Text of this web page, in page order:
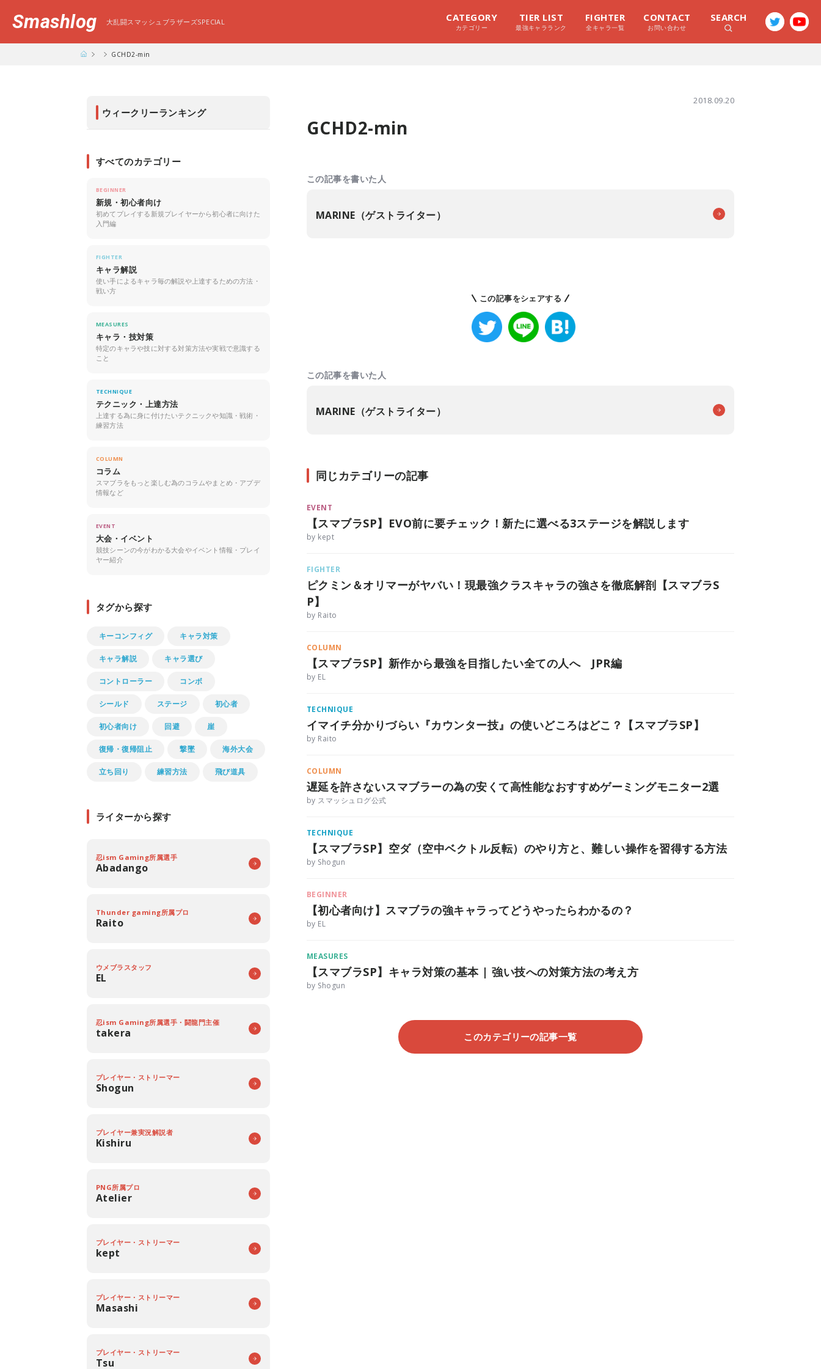
Smashlog 大乱闘スマッシュブラザーズSPECIAL CATEGORY
カテゴリー
TIER LIST
最強キャラランク
FIGHTER
全キャラ一覧
CONTACT
お問い合わせ
SEARCH
GCHD2-min
2018.09.20
GCHD2-min
この記事を書いた人
MARINE（ゲストライター）
この記事をシェアする
この記事を書いた人
MARINE（ゲストライター）
同じカテゴリーの記事
EVENT
【スマブラSP】EVO前に要チェック！新たに選べる3ステージを解説します
by kept
FIGHTER
ピクミン＆オリマーがヤバい！現最強クラスキャラの強さを徹底解剖【スマブラS
P】
by Raito
COLUMN
【スマブラSP】新作から最強を目指したい全ての人へ JPR編
by EL
TECHNIQUE
イマイチ分かりづらい『カウンター技』の使いどころはどこ？【スマブラSP】
by Raito
COLUMN
遅延を許さないスマブラーの為の安くて高性能なおすすめゲーミングモニター2選
by スマッシュログ公式
TECHNIQUE
【スマブラSP】空ダ（空中ベクトル反転）のやり方と、難しい操作を習得する方法
by Shogun
BEGINNER
【初心者向け】スマブラの強キャラってどうやったらわかるの？
by EL
MEASURES
【スマブラSP】キャラ対策の基本 | 強い技への対策方法の考え方
by Shogun
このカテゴリーの記事一覧
ウィークリーランキング
すべてのカテゴリー
BEGINNER
新規・初心者向け
初めてプレイする新規プレイヤーから初心者に向けた
入門編
FIGHTER
キャラ解説
使い手によるキャラ毎の解説や上達するための方法・
戦い方
MEASURES
キャラ・技対策
特定のキャラや技に対する対策方法や実戦で意識する
こと
TECHNIQUE
テクニック・上達方法
上達する為に身に付けたいテクニックや知識・戦術・
練習方法
COLUMN
コラム
スマブラをもっと楽しむ為のコラムやまとめ・アプデ
情報など
EVENT
大会・イベント
競技シーンの今がわかる大会やイベント情報・プレイ
ヤー紹介
タグから探す
キーコンフィグ キャラ対策
キャラ解説 キャラ選び
コントローラー コンボ
シールド ステージ 初心者
初心者向け 回避 崖
復帰・復帰阻止 撃墜 海外大会
立ち回り 練習方法 飛び道具
ライターから探す
忍ism Gaming所属選手
Abadango
Thunder gaming所属プロ
Raito
ウメブラスタッフ
EL
忍ism Gaming所属選手・闘龍門主催
takera
プレイヤー・ストリーマー
Shogun
プレイヤー兼実況解説者
Kishiru
PNG所属プロ
Atelier
プレイヤー・ストリーマー
kept
プレイヤー・ストリーマー
Masashi
プレイヤー・ストリーマー
Tsu